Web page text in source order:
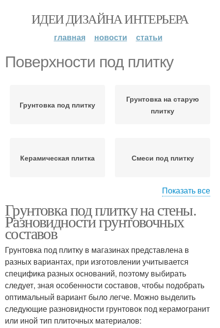
ИДЕИ ДИЗАЙНА ИНТЕРЬЕРА
главная новости статьи
Поверхности под плитку
Грунтовка под плитку
Грунтовка на старую
плитку
Керамическая плитка Смеси под плитку
Плитки без грунтовки
кладки
Стены под плитку Стен под плитку
Плитка в туалете
Основания под
тротуарную плитку
Показать все
Грунтовка под плитку на стены.
Разновидности грунтовочных
составов
Грунтовка под плитку в магазинах представлена в
разных вариантах, при изготовлении учитывается
специфика разных оснований, поэтому выбирать
следует, зная особенности составов, чтобы подобрать
оптимальный вариант было легче. Можно выделить
следующие разновидности грунтовок под керамогранит
или иной тип плиточных материалов: